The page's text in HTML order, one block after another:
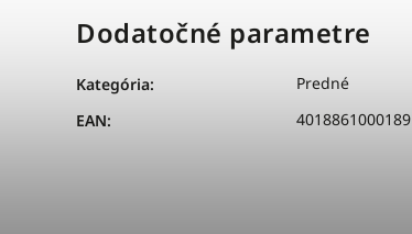
Dodatočné parametre
Kategória:
Predné
EAN: 4018861000189